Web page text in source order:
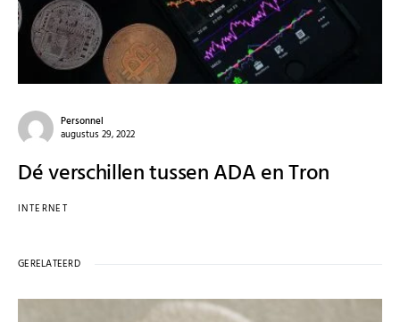
Personnel
augustus 29, 2022
Dé verschillen tussen ADA en Tron
INTERNET
GERELATEERD